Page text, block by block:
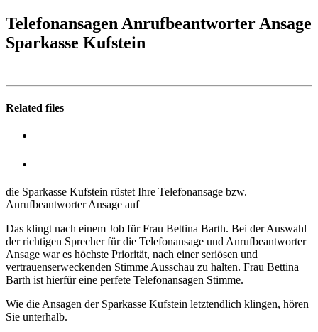
Telefonansagen Anrufbeantworter Ansage
Sparkasse Kufstein
Related files
die Sparkasse Kufstein rüstet Ihre Telefonansage bzw.
Anrufbeantworter Ansage auf
Das klingt nach einem Job für Frau Bettina Barth. Bei der Auswahl
der richtigen Sprecher für die Telefonansage und Anrufbeantworter
Ansage war es höchste Priorität, nach einer seriösen und
vertrauenserweckenden Stimme Ausschau zu halten. Frau Bettina
Barth ist hierfür eine perfete Telefonansagen Stimme.
Wie die Ansagen der Sparkasse Kufstein letztendlich klingen, hören
Sie unterhalb.